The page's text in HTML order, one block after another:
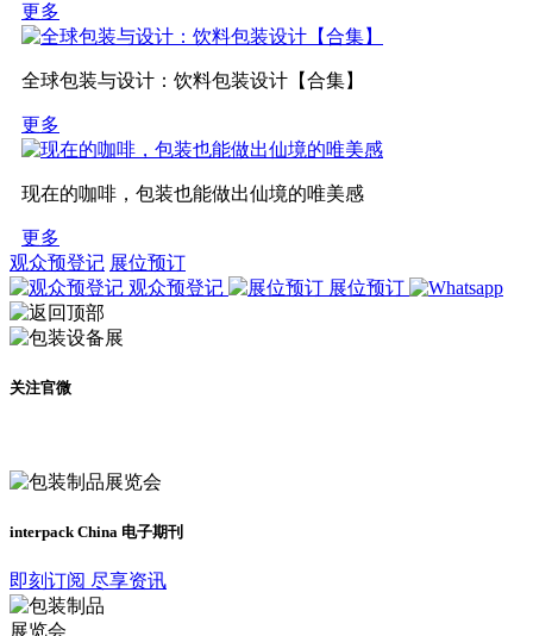
更多
全球包装与设计：饮料包装设计【合集】
更多
现在的咖啡，包装也能做出仙境的唯美感
更多
观众预登记 展位预订
观众预登记
展位预订
关注官微
interpack China 电子期刊
即刻订阅 尽享资讯